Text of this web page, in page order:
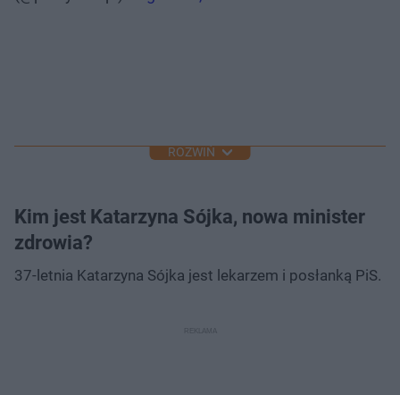
ROZWIŃ
Kim jest Katarzyna Sójka, nowa minister
zdrowia?
37-letnia Katarzyna Sójka jest lekarzem i posłanką PiS.